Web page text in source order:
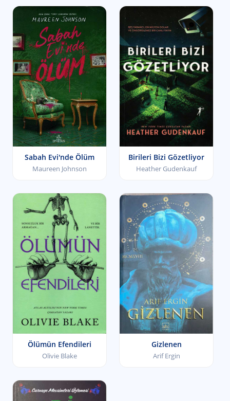
Sabah Evi'nde Ölüm
Maureen Johnson
Birileri Bizi Gözetliyor
Heather Gudenkauf
Ölümün Efendileri
Olivie Blake
Gizlenen
Arif Ergin